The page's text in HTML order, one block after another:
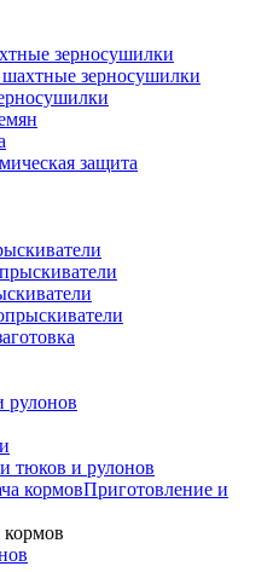
зерносушилки
зерносушилки
защита
рулонов
тюков и рулонов
Приготовление и
кормов